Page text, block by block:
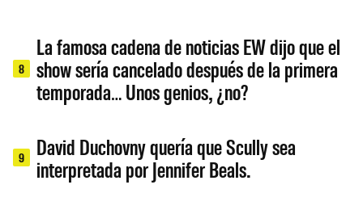
8
La famosa cadena de noticias EW dijo que el
show sería cancelado después de la primera
temporada… Unos genios, ¿no?
9
David Duchovny quería que Scully sea
interpretada por Jennifer Beals.